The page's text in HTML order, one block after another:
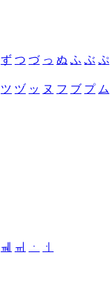
ず つ づ っ ぬ ふ ぶ ぷ
ツ ヅ ッ ヌ フ ブ プ ム
ㆋ ㆌ ㆍ
ㆎ